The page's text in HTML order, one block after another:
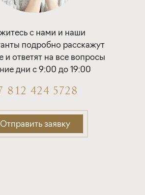
с нами и наши
подробно расскажут
и ответят на все вопросы
дни с 9:00 до 19:00
812 424 5728
Отправить заявку